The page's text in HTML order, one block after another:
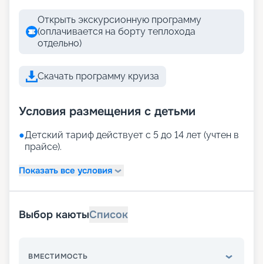
Открыть экскурсионную программу
(оплачивается на борту теплохода
отдельно)
Скачать программу круиза
Условия размещения с детьми
●Детский тариф действует с 5 до 14 лет (учтен в
прайсе).
Показать все условия
Выбор каютыСписок
ВМЕСТИМОСТЬ